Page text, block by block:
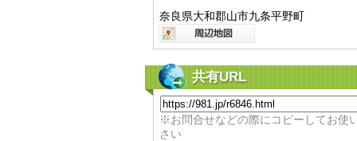
奈良県大和郡山市九条平野町
共有URL
※お問合せなどの際にコピーしてお使
さい